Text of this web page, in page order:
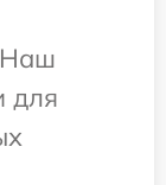
Наш
для